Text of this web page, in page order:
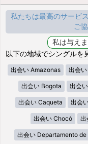
私たちは最高のサービ
ご
以下の地域でシングルを
出会い Amazonas 出会
出会い Bogota 出会
出会い Caqueta 出会
出会い Chocó 出
出会い Departamento